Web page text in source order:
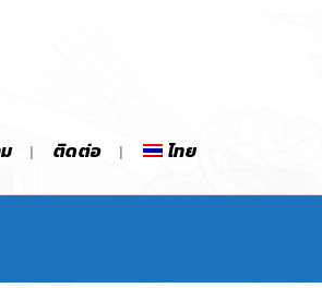
ติดต่อ ไทย